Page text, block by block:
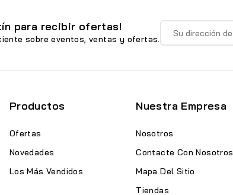
para recibir ofertas!
sobre eventos, ventas y ofertas.
Productos
Ofertas
Novedades
Los Más Vendidos
Nuestra Empresa
Nosotros
Contacte Con Nosotros
Mapa Del Sitio
Tiendas